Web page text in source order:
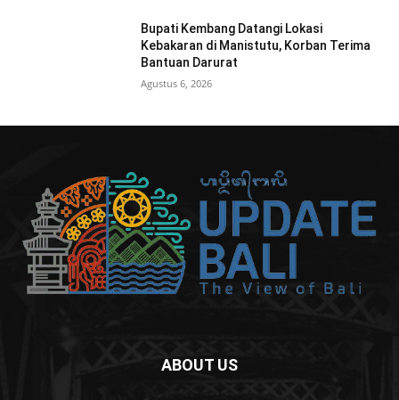
Bupati Kembang Datangi Lokasi
Kebakaran di Manistutu, Korban Terima
Bantuan Darurat
Agustus 6, 2026
ABOUT US